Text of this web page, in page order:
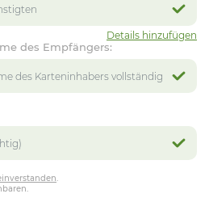
Details hinzufügen
des Empfängers:
.